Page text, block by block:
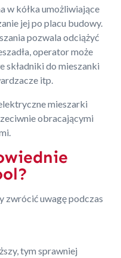
w kółka umożliwiające
jej po placu budowy.
pozwala odciążyć
operator może
składniki do mieszanki
itp.
mieszarki
obracającymi
zwrócić uwagę podczas
tym sprawniej